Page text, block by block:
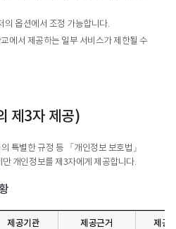
의 옵션에서 조정 가능합니다.
에서 제공하는 일부 서비스가 제한될 수
제3자 제공)
특별한 규정 등 「개인정보 보호법」
개인정보를 제3자에게 제공합니다.
제공기관 제공근거 제공